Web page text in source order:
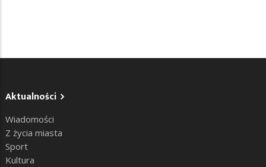
Aktualności
Wiadomości
Z życia miasta
Sport
Kultura